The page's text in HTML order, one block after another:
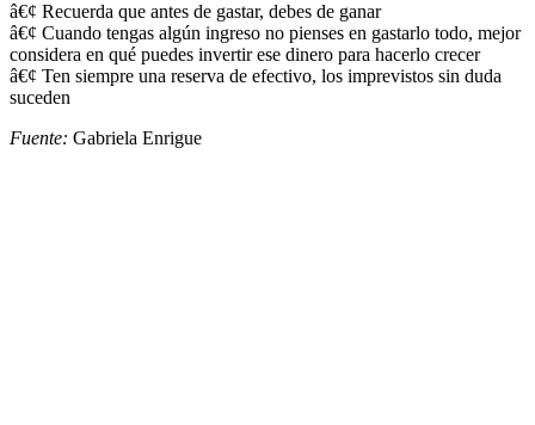
â€¢ Recuerda que antes de gastar, debes de ganar
â€¢ Cuando tengas algún ingreso no pienses en gastarlo todo, mejor
considera en qué puedes invertir ese dinero para hacerlo crecer
â€¢ Ten siempre una reserva de efectivo, los imprevistos sin duda
suceden
Fuente: Gabriela Enrigue